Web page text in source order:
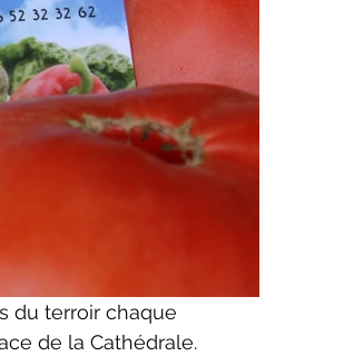
du terroir chaque
de la Cathédrale.